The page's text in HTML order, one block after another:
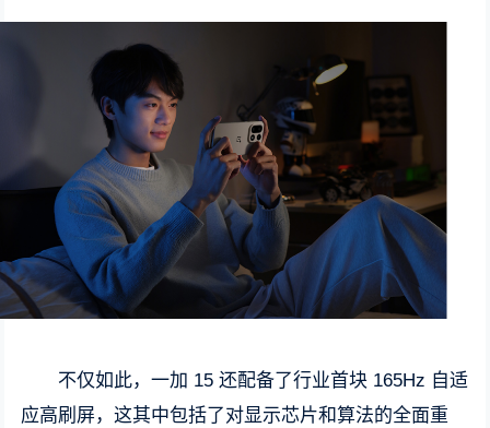
不仅如此，一加 15 还配备了行业首块 165Hz 自适
应高刷屏，这其中包括了对显示芯片和算法的全面重